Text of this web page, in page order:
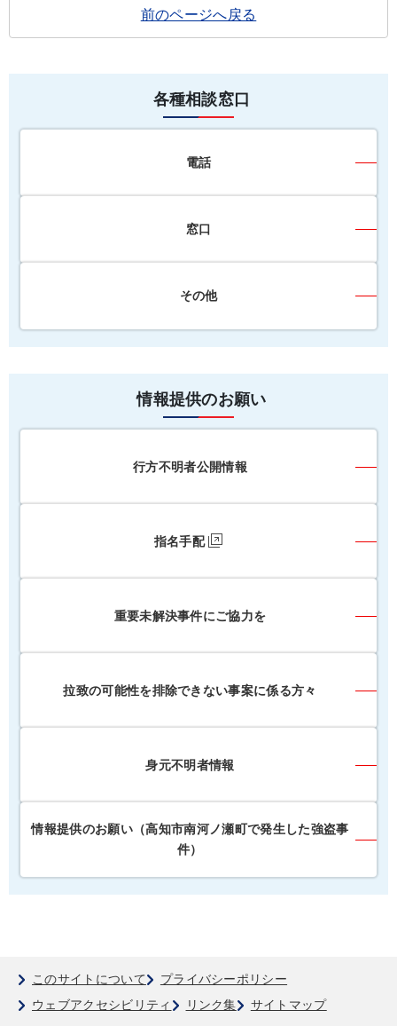
前のページへ戻る
各種相談窓口
電話
窓口
その他
情報提供のお願い
行方不明者公開情報
指名手配
重要未解決事件にご協力を
拉致の可能性を排除できない事案に係る方々
身元不明者情報
情報提供のお願い（高知市南河ノ瀬町で発生した強盗事
件）
このサイトについて
プライバシーポリシー
ウェブアクセシビリティ
リンク集 サイトマップ